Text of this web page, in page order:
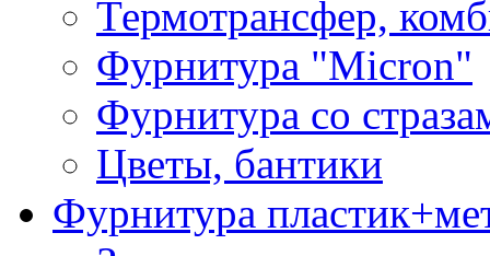
Термотрансфер,
Фурнитура "Micron"
Фурнитура со
Цветы, бантики
Фурнитура